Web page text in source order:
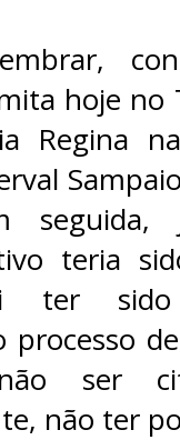
hoje no
Regina
seguida,
teria
ter
processo
ser
não ter